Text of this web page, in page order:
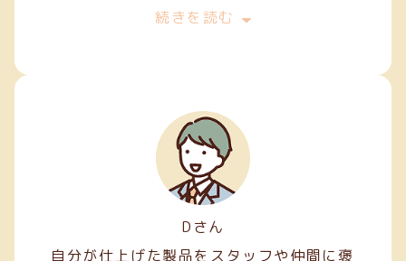
めることができました。
続きを読む
Dさん
自分が仕上げた製品をスタッフや仲間に褒